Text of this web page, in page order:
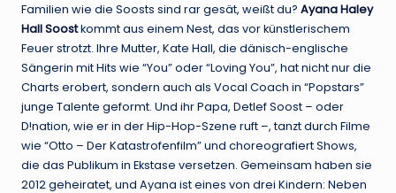
Familien wie die Soosts sind rar gesät, weißt du? Ayana Haley
Hall Soostkommt aus einem Nest, das vor künstlerischem
Feuer strotzt. Ihre Mutter, Kate Hall, die dänisch-englische
Sängerin mit Hits wie “You” oder “Loving You”, hat nicht nur die
Charts erobert, sondern auch als Vocal Coach in “Popstars”
junge Talente geformt. Und ihr Papa, Detlef Soost – oder
D!nation, wie er in der Hip-Hop-Szene ruft –, tanzt durch Filme
wie “Otto – Der Katastrofenfilm” und choreografiert Shows,
die das Publikum in Ekstase versetzen. Gemeinsam haben sie
2012 geheiratet, und Ayana ist eines von drei Kindern: Neben